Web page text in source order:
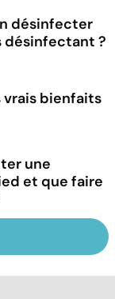
désinfecter
désinfectant ?
vrais bienfaits
une
et que faire